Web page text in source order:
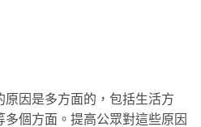
原因是多方面的，包括生活方
個方面。提高公眾對這些原因